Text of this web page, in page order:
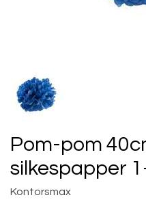
Pom-pom
silkespapper
Kontorsmax